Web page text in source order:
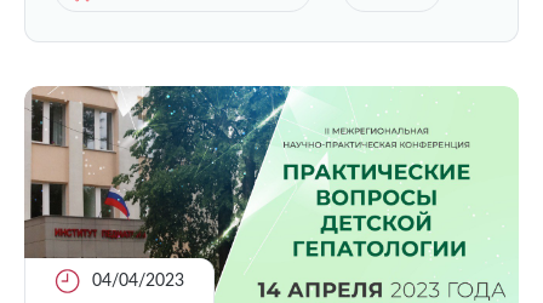
04/04/2023